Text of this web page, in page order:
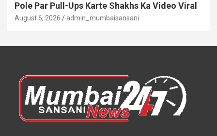
Pole Par Pull-Ups Karte Shakhs Ka Video Viral
August 6, 2026 admin_mumbaisansani